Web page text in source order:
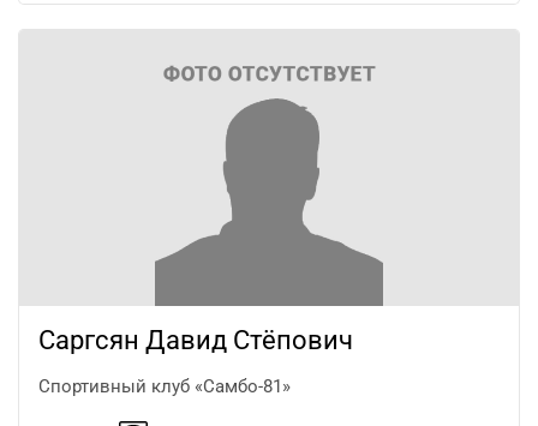
Саргсян Давид Стёпович
Спортивный клуб «Самбо-81»